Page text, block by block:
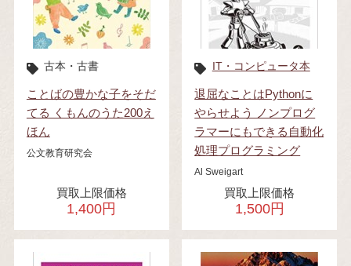
古本・古書
ことばの豊かな子をそだ
てる くもんのうた200え
ほん
公文教育研究会
買取上限価格
1,400円
IT・コンピュータ本
退屈なことはPythonに
やらせよう ノンプログ
ラマーにもできる自動化
処理プログラミング
Al Sweigart
買取上限価格
1,500円